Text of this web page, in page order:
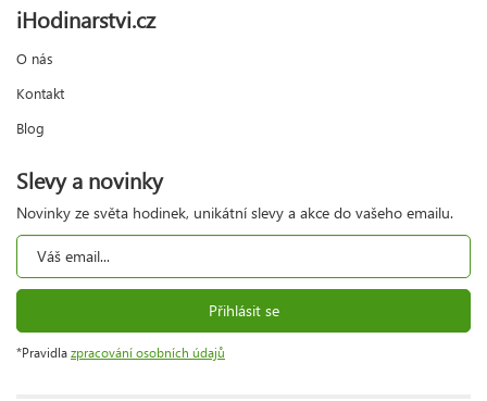
iHodinarstvi.cz
O nás
Kontakt
Blog
Slevy a novinky
Novinky ze světa hodinek, unikátní slevy a akce do vašeho emailu.
Přihlásit se
*Pravidla zpracování osobních údajů